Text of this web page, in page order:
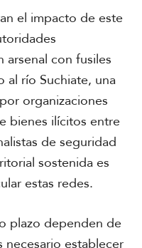
el impacto de este
arsenal con fusiles
al río Suchiate, una
organizaciones
bienes ilícitos entre
de seguridad
sostenida es
estas redes.
plazo dependen de
necesario establecer